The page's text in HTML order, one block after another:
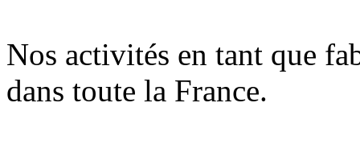
Nos activités en tant que
dans toute la France.